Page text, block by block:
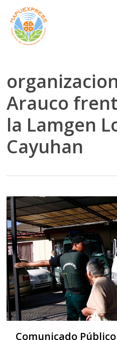
Skip
main
Arauco
la Lamgen
Cayuhan
Comunicado